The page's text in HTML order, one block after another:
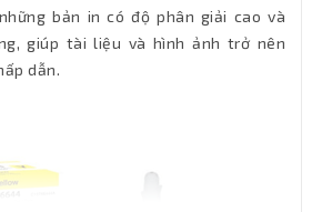
bản in có độ phân giải cao và
giúp tài liệu và hình ảnh trở nên
dẫn.